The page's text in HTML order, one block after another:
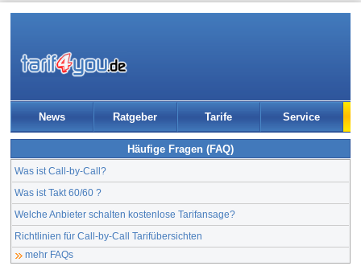
News Ratgeber Tarife Service
Häufige Fragen (FAQ)
Was ist Call-by-Call?
Was ist Takt 60/60 ?
Welche Anbieter schalten kostenlose Tarifansage?
Richtlinien für Call-by-Call Tarifübersichten
mehr FAQs